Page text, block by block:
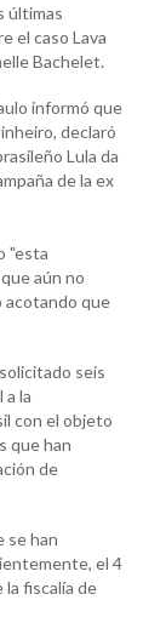
últimas
el caso Lava
Bachelet.
informó que
declaró
Lula da
de la ex
"esta
aún no
acotando que
seis
la
con el objeto
que han
de
se han
el 4
fiscalía de